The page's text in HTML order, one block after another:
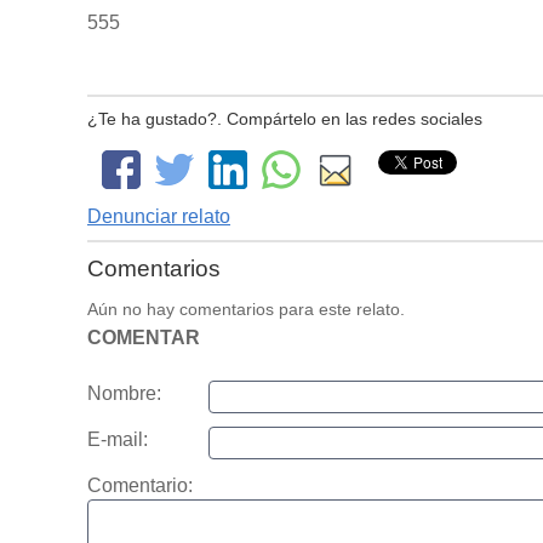
555
¿Te ha gustado?. Compártelo en las redes sociales
Denunciar relato
Comentarios
Aún no hay comentarios para este relato.
COMENTAR
Nombre:
E-mail:
Comentario: